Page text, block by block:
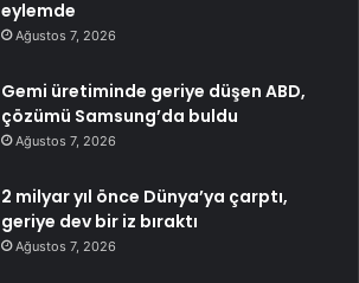
eylemde
Ağustos 7, 2026
Gemi üretiminde geriye düşen ABD,
çözümü Samsung’da buldu
Ağustos 7, 2026
2 milyar yıl önce Dünya’ya çarptı,
geriye dev bir iz bıraktı
Ağustos 7, 2026